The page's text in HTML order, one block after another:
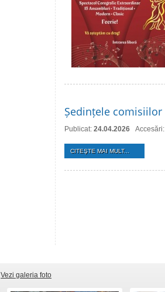
Ședințele
Publicat: 24.04.2026
CITEŞTE MAI MULT...
Vezi galeria foto